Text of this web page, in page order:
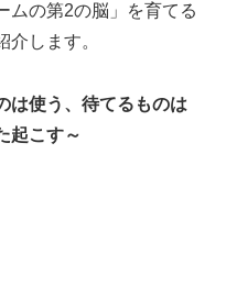
ムの第2の脳」を育てる
します。
は使う、待てるものは
起こす～